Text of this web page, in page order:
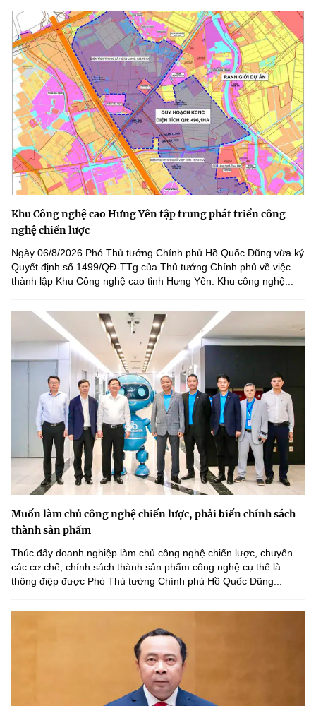
Khu Công nghệ cao Hưng Yên tập trung phát triển công
nghệ chiến lược
Ngày 06/8/2026 Phó Thủ tướng Chính phủ Hồ Quốc Dũng vừa ký
Quyết định số 1499/QĐ-TTg của Thủ tướng Chính phủ về việc
thành lập Khu Công nghệ cao tỉnh Hưng Yên. Khu công nghệ...
Muốn làm chủ công nghệ chiến lược, phải biến chính sách
thành sản phẩm
Thúc đẩy doanh nghiệp làm chủ công nghệ chiến lược, chuyển
các cơ chế, chính sách thành sản phẩm công nghệ cụ thể là
thông điệp được Phó Thủ tướng Chính phủ Hồ Quốc Dũng...